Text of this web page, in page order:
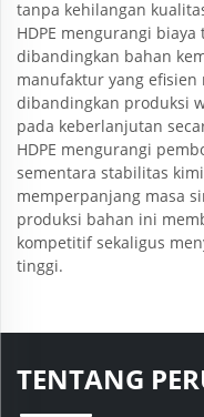
tanpa kehilangan
HDPE mengurangi
dibandingkan bahan
manufaktur yang
dibandingkan produksi
pada keberlanjutan
HDPE mengurangi
sementara stabilitas
memperpanjang masa
produksi bahan ini
kompetitif sekaligus
tinggi.
TENTANG